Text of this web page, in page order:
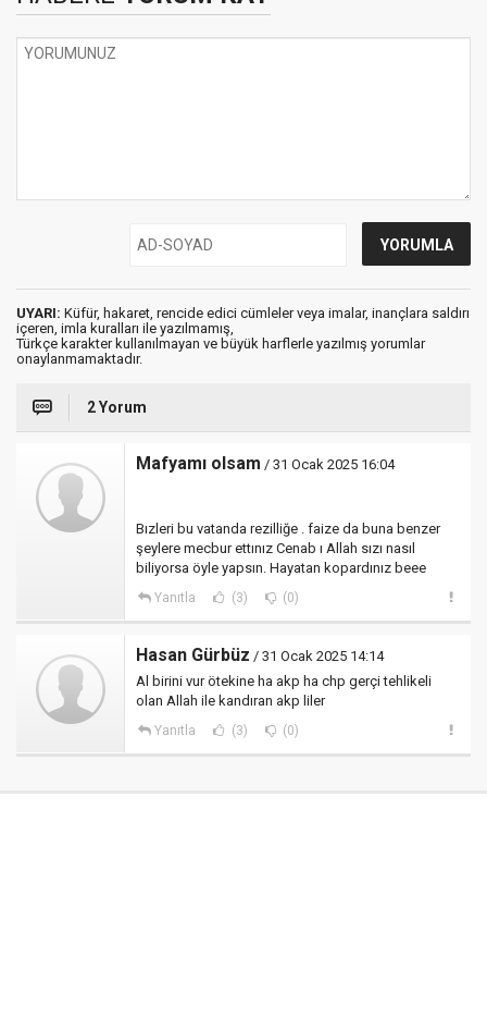
UYARI: Küfür, hakaret, rencide edici cümleler veya imalar, inançlara saldırı
içeren, imla kuralları ile yazılmamış,
Türkçe karakter kullanılmayan ve büyük harflerle yazılmış yorumlar
onaylanmamaktadır.
2 Yorum
Mafyamı olsam / 31 Ocak 2025 16:04
Bızleri bu vatanda rezilliğe . faize da buna benzer
şeylere mecbur ettınız Cenab ı Allah sızı nasıl
biliyorsa öyle yapsın. Hayatan kopardınız beee
Yanıtla (3) (0)
Hasan Gürbüz / 31 Ocak 2025 14:14
Al birini vur ötekine ha akp ha chp gerçi tehlikeli
olan Allah ile kandıran akp liler
Yanıtla (3) (0)